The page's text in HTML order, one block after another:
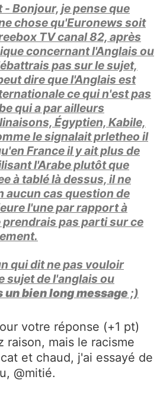
Bonjour, je pense que
chose qu'Euronews soit
TV canal 82, après
concernant l'Anglais ou
pas sur le sujet,
dire que l'Anglais est
ce qui n'est pas
qui a par ailleurs
Égyptien, Kabile,
le signalait prletheo il
France il y ait plus de
l'Arabe plutôt que
à tablé là dessus, il ne
aucun cas question de
l'une par rapport à
prendrais pas parti sur ce
qui dit ne pas vouloir
sujet de l'anglais ou
un bien long message ;)
votre réponse (+1 pt)
raison, mais le racisme
et chaud, j'ai essayé de
@mitié.